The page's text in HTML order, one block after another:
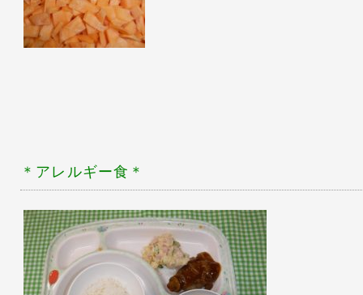
＊アレルギー食 ＊